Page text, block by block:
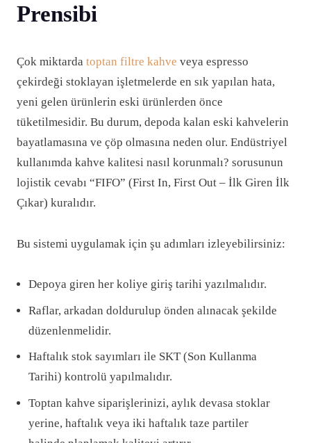
Prensibi
Çok miktarda toptan filtre kahve veya espresso
çekirdeği stoklayan işletmelerde en sık yapılan hata,
yeni gelen ürünlerin eski ürünlerden önce
tüketilmesidir. Bu durum, depoda kalan eski kahvelerin
bayatlamasına ve çöp olmasına neden olur. Endüstriyel
kullanımda kahve kalitesi nasıl korunmalı? sorusunun
lojistik cevabı “FIFO” (First In, First Out – İlk Giren İlk
Çıkar) kuralıdır.
Bu sistemi uygulamak için şu adımları izleyebilirsiniz:
Depoya giren her koliye giriş tarihi yazılmalıdır.
Raflar, arkadan doldurulup önden alınacak şekilde
düzenlenmelidir.
Haftalık stok sayımları ile SKT (Son Kullanma
Tarihi) kontrolü yapılmalıdır.
Toptan kahve siparişlerinizi, aylık devasa stoklar
yerine, haftalık veya iki haftalık taze partiler